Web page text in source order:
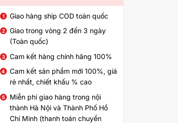
Giao hàng ship COD toàn quốc
Giao trong vòng 2 đến 3 ngày
(Toàn quốc)
Cam kết hàng chính hãng 100%
Cam kết sản phẩm mới 100%, giá
rẻ nhất, chiết khấu % cao
Miễn phí giao hàng trong nội
thành Hà Nội và Thành Phố Hồ
Chí Minh (thanh toán chuyển